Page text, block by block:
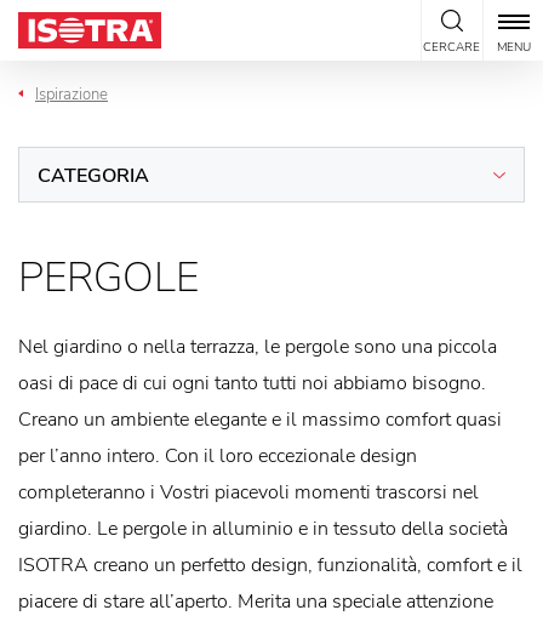
Vai al contenuto
CERCARE MENU
Ispirazione
CATEGORIA
PERGOLE
Nel giardino o nella terrazza, le pergole sono una piccola
oasi di pace di cui ogni tanto tutti noi abbiamo bisogno.
Creano un ambiente elegante e il massimo comfort quasi
per l’anno intero. Con il loro eccezionale design
completeranno i Vostri piacevoli momenti trascorsi nel
giardino. Le pergole in alluminio e in tessuto della società
ISOTRA creano un perfetto design, funzionalità, comfort e il
piacere di stare all’aperto. Merita una speciale attenzione